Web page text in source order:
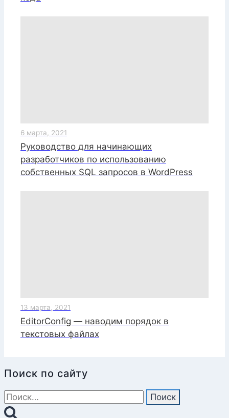
6 марта, 2021
Руководство для начинающих
разработчиков по использованию
собственных SQL запросов в WordPress
13 марта, 2021
EditorConfig — наводим порядок в
текстовых файлах
Поиск по сайту
Найти: